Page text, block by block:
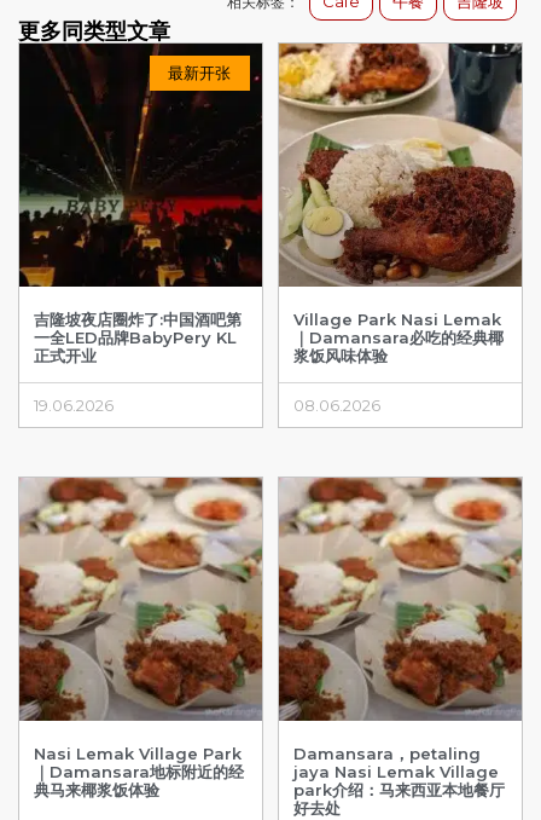
最新开张
吉隆坡夜店圈炸了:中国酒吧第
一全LED品牌BabyPery KL
正式开业
19.06.2026
Village Park Nasi Lemak
｜Damansara必吃的经典椰
浆饭风味体验
08.06.2026
Nasi Lemak Village Park
｜Damansara地标附近的经
典马来椰浆饭体验
Damansara，petaling
jaya Nasi Lemak Village
park介绍：马来西亚本地餐厅
好去处
更多同类型文章